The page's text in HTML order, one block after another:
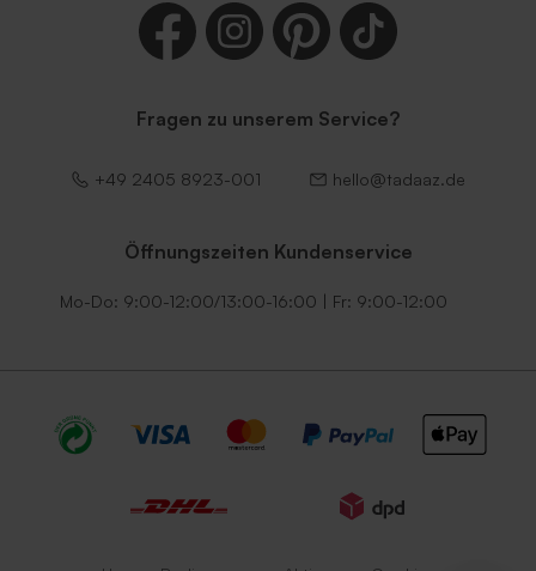
Fragen zu unserem Service?
+49 2405 8923-001 hello@tadaaz.de
Öffnungszeiten Kundenservice
Mo-Do: 9:00-12:00/13:00-16:00 | Fr: 9:00-12:00